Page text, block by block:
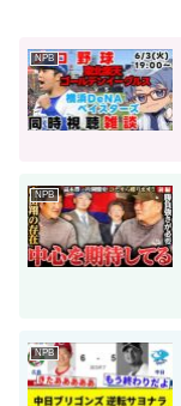
NPB
NPB
NPB